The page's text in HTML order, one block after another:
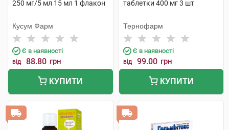
250 мг/5 мл 15 мл 1 флакон
Кусум Фарм
Є в наявності
від 88.80 грн
КУПИТИ
таблетки 400 мг 3 шт
Тернофарм
Є в наявності
від 99.00 грн
КУПИТИ